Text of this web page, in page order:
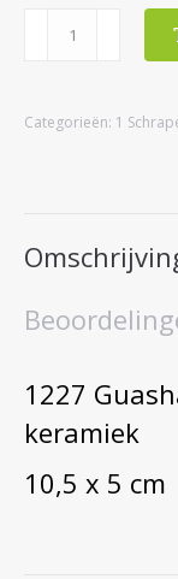
1227
micro-
aantal
Categorieën: 1
1227
keramiek
10,5 x 5 cm